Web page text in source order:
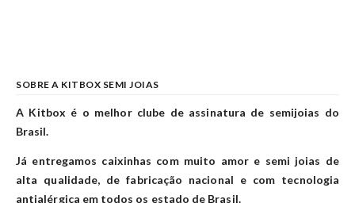
SOBRE A KITBOX SEMI JOIAS
A Kitbox é o melhor clube de assinatura de semijoias do
Brasil.
Já entregamos caixinhas com muito amor e semi joias de
alta qualidade, de fabricação nacional e com tecnologia
antialérgica em todos os estado de Brasil.